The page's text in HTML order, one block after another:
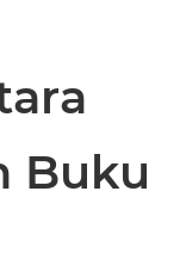
Buku